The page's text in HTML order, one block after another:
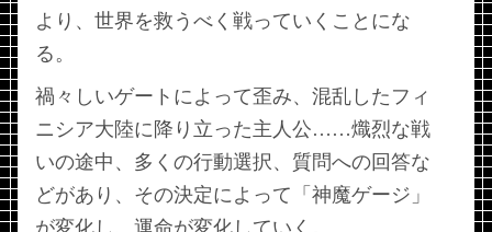
より、世界を救うべく戦っていくことにな
る。
禍々しいゲートによって歪み、混乱したフィ
ニシア大陸に降り立った主人公……熾烈な戦
いの途中、多くの行動選択、質問への回答な
どがあり、その決定によって「神魔ゲージ」
が変化し、運命が変化していく。